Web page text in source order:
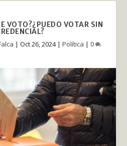
VOTO?¿PUEDO VOTAR SIN
| Oct 26, 2024| Política | 0